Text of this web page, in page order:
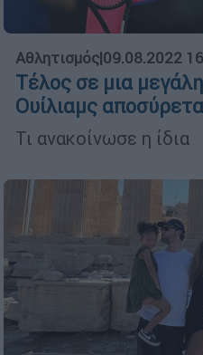
Αθλητισμός|09.08.2022
Τέλος σε μια
Ουίλιαμς
Τι ανακοίνωσε η ίδια